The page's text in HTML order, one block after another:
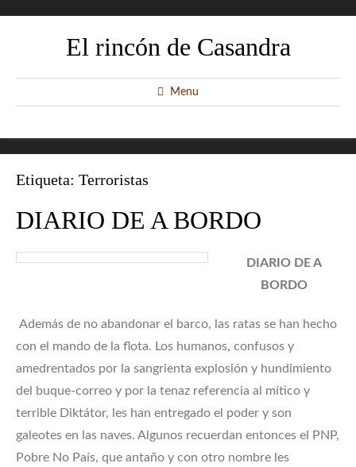
El rincón de Casandra
Menu
Etiqueta: Terroristas
DIARIO DE A BORDO
DIARIO DE A
BORDO
Además de no abandonar el barco, las ratas se han hecho
con el mando de la flota. Los humanos, confusos y
amedrentados por la sangrienta explosión y hundimiento
del buque-correo y por la tenaz referencia al mítico y
terrible Diktátor, les han entregado el poder y son
galeotes en las naves. Algunos recuerdan entonces el PNP,
Pobre No País, que antaño y con otro nombre les